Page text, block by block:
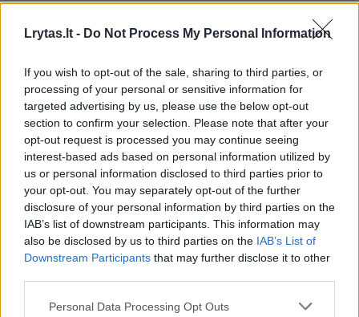
Lrytas.lt - Do Not Process My Personal Information
If you wish to opt-out of the sale, sharing to third parties, or
processing of your personal or sensitive information for
targeted advertising by us, please use the below opt-out
section to confirm your selection. Please note that after your
opt-out request is processed you may continue seeing
interest-based ads based on personal information utilized by
us or personal information disclosed to third parties prior to
your opt-out. You may separately opt-out of the further
disclosure of your personal information by third parties on the
IAB’s list of downstream participants. This information may
also be disclosed by us to third parties on the IAB’s List of
Downstream Participants that may further disclose it to other
Personal Data Processing Opt Outs
00:04:00
Kuprines pasvėrę specialistai įspėja apie pavojingą
Žinios | Lietuvos diena
Visi įrašai
Žiūrimiausi įrašai
00:00:30
Vaizdai iš tragiškos avarijos Vilniaus r.: dviejų moterų ir
vaiko gyvybių išgelbėti nepavyko
Žinios | Lietuvos diena